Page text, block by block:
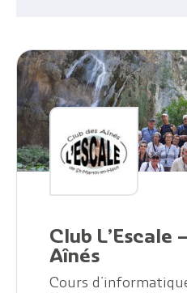
Club L’Escale
Aînés
Cours